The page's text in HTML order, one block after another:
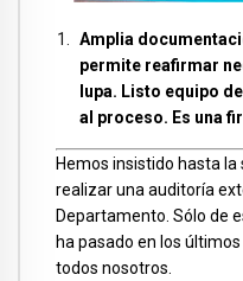
Amplia
permite reafirmar
lupa. Listo equipo
al proceso. Es una
Hemos insistido hasta la
realizar una auditoría
Departamento. Sólo de
ha pasado en los
todos nosotros.